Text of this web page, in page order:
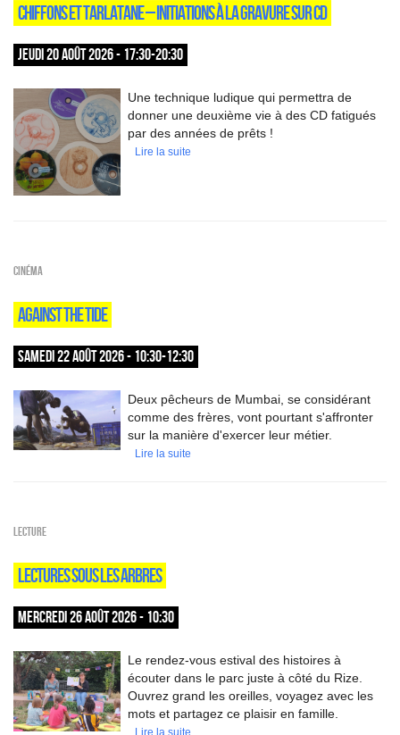
CHIFFONS ET TARLATANE – INITIATIONS À LA GRAVURE SUR CD
JEUDI 20 AOÛT 2026 - 17:30-20:30
Une technique ludique qui permettra de
donner une deuxième vie à des CD fatigués
par des années de prêts !
Lire la suite
Cinéma
AGAINST THE TIDE
SAMEDI 22 AOÛT 2026 - 10:30-12:30
Deux pêcheurs de Mumbai, se considérant
comme des frères, vont pourtant s'affronter
sur la manière d'exercer leur métier.
Lire la suite
Lecture
LECTURES SOUS LES ARBRES
MERCREDI 26 AOÛT 2026 - 10:30
Le rendez-vous estival des histoires à
écouter dans le parc juste à côté du Rize.
Ouvrez grand les oreilles, voyagez avec les
mots et partagez ce plaisir en famille.
Lire la suite